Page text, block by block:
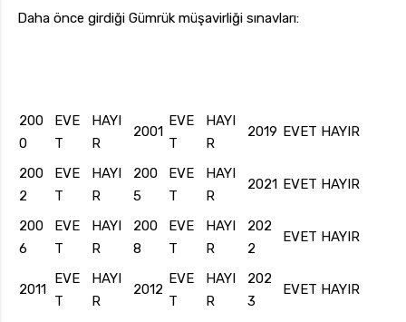
Daha önce girdiği Gümrük müşavirliği sınavları:
200
0
EVE
T
HAYI
R
2001
EVE
T
HAYI
R
2019 EVET HAYIR
200
2
EVE
T
HAYI
R
200
5
EVE
T
HAYI
R
2021 EVET HAYIR
200
6
EVE
T
HAYI
R
200
8
EVE
T
HAYI
R
202
2
EVET HAYIR
2011
EVE
T
HAYI
R
2012
EVE
T
HAYI
R
202
3
EVET HAYIR